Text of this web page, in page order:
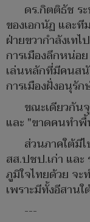
ดร.กิตติธัช ร
ของเอกนัฏ และ
ฝ่ายขวากำลังเท
การเมืองลึกหน่อ
เล่นหลักที่มีคนส
การเมืองฝั่งอนุรั
ขณะเดียวกัน
และ "ขาดคนทำ
ส่วนภาคใต้มี
สส.ปชป.เก่า และ
ภูมิใจไทยด้วย จะ
เพราะมีทั้งอีสาน
---